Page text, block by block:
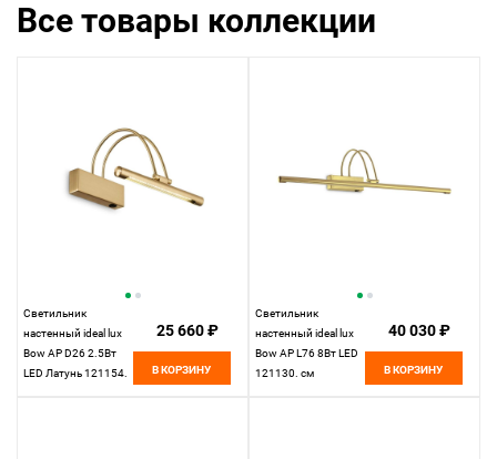
Все товары коллекции
Светильник
настенный ideal lux
Bow AP D26 2.5Вт
LED Латунь 121154.
25 660 ₽
В КОРЗИНУ
Светильник
настенный ideal lux
Bow AP L76 8Вт LED
121130. см
40 030 ₽
В КОРЗИНУ